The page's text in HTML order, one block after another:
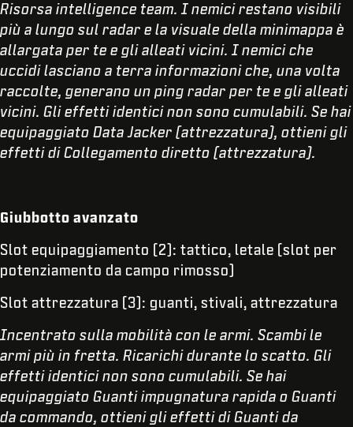
Risorsa intelligence team. I nemici restano visibili
più a lungo sul radar e la visuale della minimappa è
allargata per te e gli alleati vicini. I nemici che
uccidi lasciano a terra informazioni che, una volta
raccolte, generano un ping radar per te e gli alleati
vicini. Gli effetti identici non sono cumulabili. Se hai
equipaggiato Data Jacker (attrezzatura), ottieni gli
effetti di Collegamento diretto (attrezzatura).
Giubbotto avanzato
Slot equipaggiamento (2): tattico, letale (slot per
potenziamento da campo rimosso)
Slot attrezzatura (3): guanti, stivali, attrezzatura
Incentrato sulla mobilità con le armi. Scambi le
armi più in fretta. Ricarichi durante lo scatto. Gli
effetti identici non sono cumulabili. Se hai
equipaggiato Guanti impugnatura rapida o Guanti
da commando, ottieni gli effetti di Guanti da